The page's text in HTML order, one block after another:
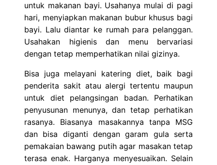
untuk makanan bayi. Usahanya mulai di pagi
hari, menyiapkan makanan bubur khusus bagi
bayi. Lalu diantar ke rumah para pelanggan.
Usahakan higienis dan menu bervariasi
dengan tetap memperhatikan nilai gizinya.
Bisa juga melayani katering diet, baik bagi
penderita sakit atau alergi tertentu maupun
untuk diet pelangsingan badan. Perhatikan
penyusunan menunya, dan tetap perhatikan
rasanya. Biasanya masakannya tanpa MSG
dan bisa diganti dengan garam gula serta
pemakaian bawang putih agar masakan tetap
terasa enak. Harganya menyesuaikan. Selain